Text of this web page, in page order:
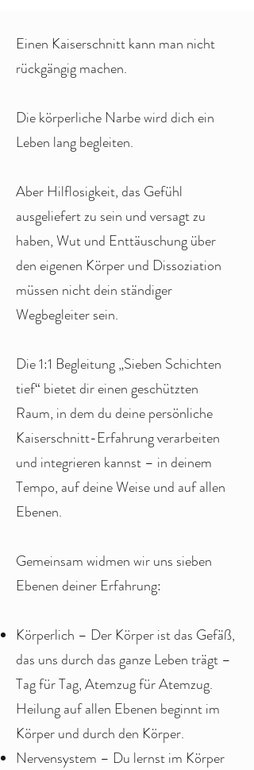
Einen Kaiserschnitt kann man nicht
rückgängig machen.
Die körperliche Narbe wird dich ein
Leben lang begleiten.
Aber Hilflosigkeit, das Gefühl
ausgeliefert zu sein und versagt zu
haben, Wut und Enttäuschung über
den eigenen Körper und Dissoziation
müssen nicht dein ständiger
Wegbegleiter sein.
Die 1:1 Begleitung „Sieben Schichten
tief“ bietet dir einen geschützten
Raum, in dem du deine persönliche
Kaiserschnitt-Erfahrung verarbeiten
und integrieren kannst – in deinem
Tempo, auf deine Weise und auf allen
Ebenen.
Gemeinsam widmen wir uns sieben
Ebenen deiner Erfahrung:
Körperlich – Der Körper ist das Gefäß,
das uns durch das ganze Leben trägt –
Tag für Tag, Atemzug für Atemzug.
Heilung auf allen Ebenen beginnt im
Körper und durch den Körper.
Nervensystem – Du lernst im Körper